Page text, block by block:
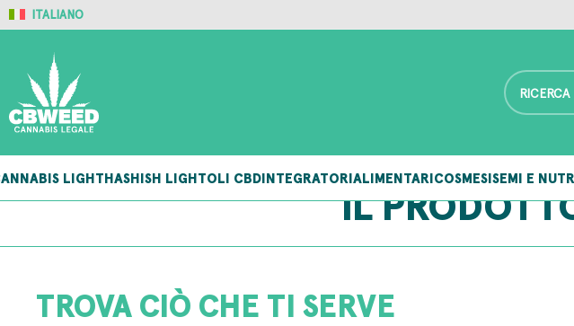
ITALIANO
LIGHTHASHISH LIGHTOLI CBDINTEGRATORIALIMENTARICOSMESISEMI E
IL
TROVA CIÒ CHE TI SERVE